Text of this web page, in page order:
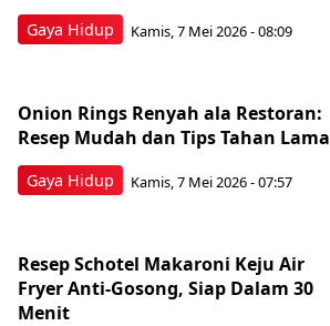
Gaya Hidup Kamis, 7 Mei 2026 - 08:09
Gaya Hidup
Onion Rings Renyah ala Restoran:
Resep Mudah dan Tips Tahan Lama
Kamis, 7 Mei 2026 - 07:57
Resep Schotel Makaroni Keju Air
Fryer Anti-Gosong, Siap Dalam 30
Menit